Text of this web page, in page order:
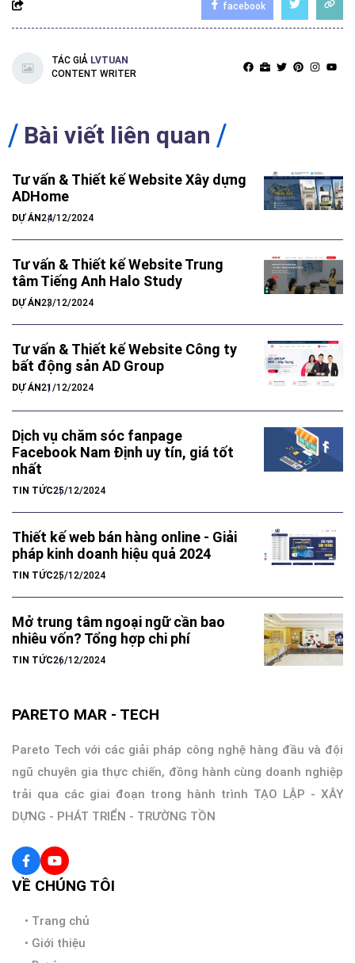
facebook
TÁC GIẢ LVTUAN
CONTENT WRITER
Bài viết liên quan
Tư vấn & Thiết kế Website Xây dựng
ADHome
DỰ ÁN24/12/2024
Tư vấn & Thiết kế Website Trung
tâm Tiếng Anh Halo Study
DỰ ÁN23/12/2024
Tư vấn & Thiết kế Website Công ty
bất động sản AD Group
DỰ ÁN21/12/2024
Dịch vụ chăm sóc fanpage
Facebook Nam Định uy tín, giá tốt
nhất
TIN TỨC25/12/2024
Thiết kế web bán hàng online - Giải
pháp kinh doanh hiệu quả 2024
TIN TỨC25/12/2024
Mở trung tâm ngoại ngữ cần bao
nhiêu vốn? Tổng hợp chi phí
TIN TỨC26/12/2024
PARETO MAR - TECH
Pareto Tech với các giải pháp công nghệ hàng đầu và đội
ngũ chuyên gia thực chiến, đồng hành cùng doanh nghiệp
trải qua các giai đoạn trong hành trình TẠO LẬP - XÂY
DỰNG - PHÁT TRIỂN - TRƯỜNG TỒN
VỀ CHÚNG TÔI
• Trang chủ
• Giới thiệu